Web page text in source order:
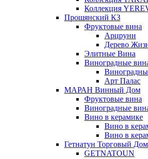
Коллекция
Прошянский КЗ
Фруктовые вина
Арцруни
Дерево
Элитные Вина
Виноградные
Арт Палас
МАРАН Винный Дом
Фруктовые вина
Виноградные
Вино в керамике
Вино в
Вино в
Гетнатун Торговый Дом
GETNATOUN